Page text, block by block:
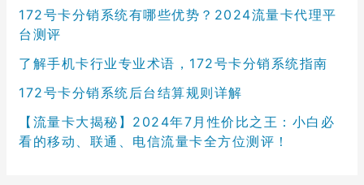
172号卡分销系统有哪些优势？2024流量卡代理平
台测评
了解手机卡行业专业术语，172号卡分销系统指南
172号卡分销系统后台结算规则详解
【流量卡大揭秘】2024年7月性价比之王：小白必
看的移动、联通、电信流量卡全方位测评！